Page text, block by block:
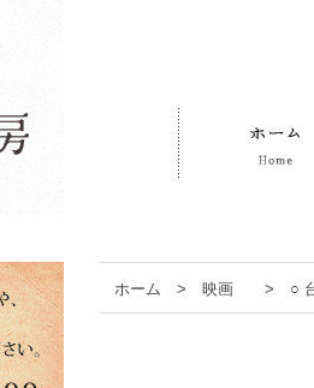
ホーム > 映画 > ○